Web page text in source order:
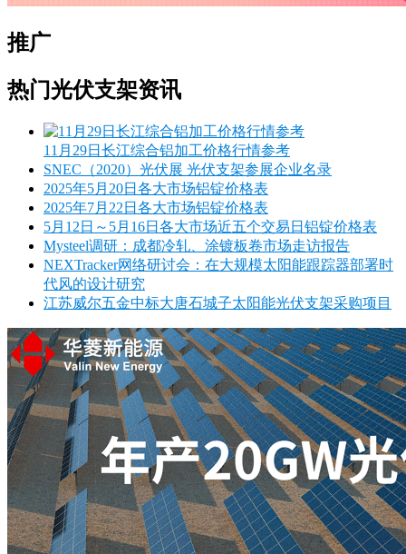
推广
热门光伏支架资讯
11月29日长江综合铝加工价格行情参考
SNEC（2020）光伏展 光伏支架参展企业名录
2025年5月20日各大市场铝锭价格表
2025年7月22日各大市场铝锭价格表
5月12日～5月16日各大市场近五个交易日铝锭价格表
Mysteel调研：成都冷轧、涂镀板卷市场走访报告
NEXTracker网络研讨会：在大规模太阳能跟踪器部署时
代风的设计研究
江苏威尔五金中标大唐石城子太阳能光伏支架采购项目